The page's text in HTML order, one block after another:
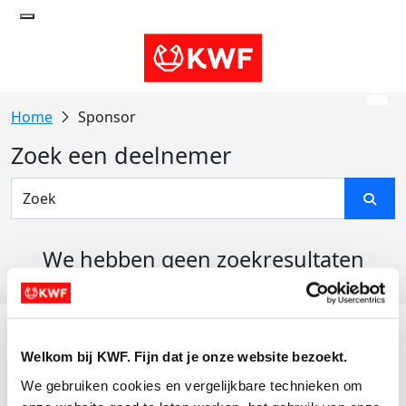
Welkom bij KWF. Fijn dat je onze website bezoekt.
We gebruiken cookies en vergelijkbare technieken om
Sponsor
Zoek een deelnemer
We hebben geen zoekresultaten
Actiematerialen
Evenementen